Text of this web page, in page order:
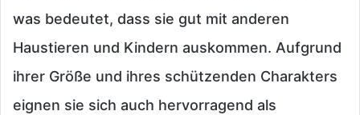
was bedeutet, dass sie gut mit anderen
Haustieren und Kindern auskommen. Aufgrund
ihrer Größe und ihres schützenden Charakters
eignen sie sich auch hervorragend als